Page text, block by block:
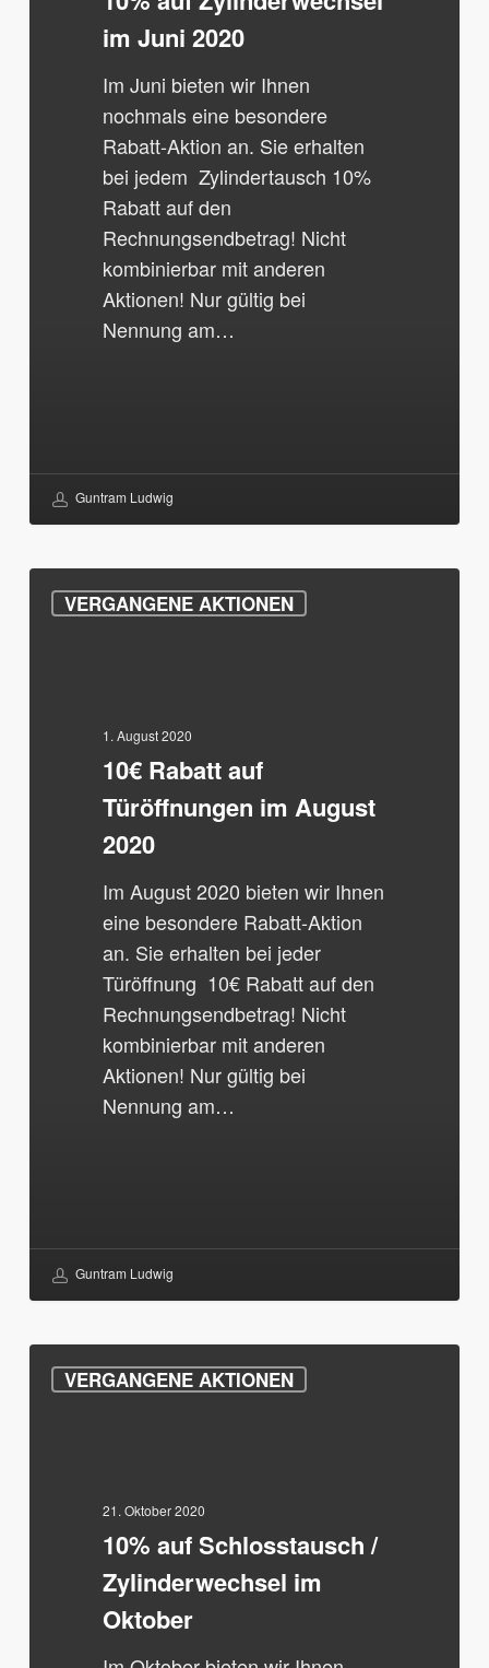
im Juni 2020
Im Juni bieten wir Ihnen
nochmals eine besondere
Rabatt-Aktion an. Sie erhalten
bei jedem Zylindertausch 10%
Rabatt auf den
Rechnungsendbetrag! Nicht
kombinierbar mit anderen
Aktionen! Nur gültig bei
Nennung am…
Guntram Ludwig
VERGANGENE AKTIONEN
10€
Rabatt
1. August 2020
10€ Rabatt auf
Türöffnungen im August
2020
Im August 2020 bieten wir Ihnen
eine besondere Rabatt-Aktion
an. Sie erhalten bei jeder
Türöffnung 10€ Rabatt auf den
Rechnungsendbetrag! Nicht
kombinierbar mit anderen
Aktionen! Nur gültig bei
Nennung am…
Guntram Ludwig
VERGANGENE AKTIONEN
auf
21. Oktober 2020
10% auf Schlosstausch /
Zylinderwechsel im
Oktober